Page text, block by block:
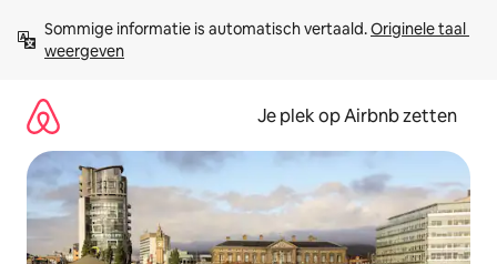
direct
naar
Sommige informatie is automatisch vertaald. Originele taal
weergeven
Je plek op Airbnb zetten